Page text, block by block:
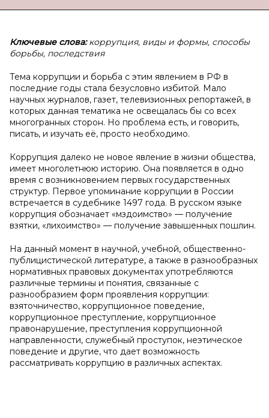
Ключевые слова:коррупция, виды и формы, способы
борьбы, последствия
Тема коррупции и борьба с этим явлением в РФ в
последние годы стала безусловно избитой. Мало
научных журналов, газет, телевизионных репортажей, в
которых данная тематика не освещалась бы со всех
многогранных сторон. Но проблема есть, и говорить,
писать, и изучать её, просто необходимо.
Коррупция далеко не новое явление в жизни общества,
имеет многолетнюю историю. Она появляется в одно
время с возникновением первых государственных
структур. Первое упоминание коррупции в России
встречается в судебнике 1497 года. В русском языке
коррупция обозначает «мздоимство» — получение
взятки, «лихоимство» — получение завышенных пошлин.
На данный момент в научной, учебной, общественно-
публицистической литературе, а также в разнообразных
нормативных правовых документах употребляются
различные термины и понятия, связанные с
разнообразием форм проявления коррупции:
взяточничество, коррупционное поведение,
коррупционное преступление, коррупционное
правонарушение, преступления коррупционной
направленности, служебный проступок, неэтическое
поведение и другие, что дает возможность
рассматривать коррупцию в различных аспектах.